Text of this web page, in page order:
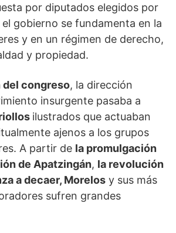
por diputados elegidos por
gobierno se fundamenta en la
y en un régimen de derecho,
y propiedad.
del congreso, la dirección
insurgente pasaba a
ilustrados que actuaban
ajenos a los grupos
A partir de la promulgación
de Apatzingán, la revolución
a decaer, Morelos y sus más
sufren grandes